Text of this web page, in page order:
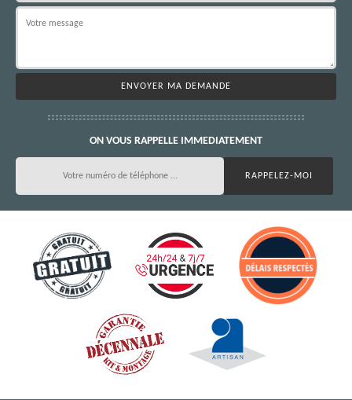
ON VOUS RAPPELLE IMMEDIATEMENT